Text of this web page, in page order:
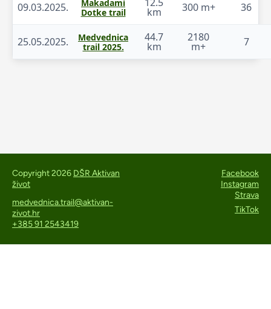
09.03.2025.
Makadami
Dotke trail
km 300 m+ 36
25.05.2025.
Medvednica
trail 2025.
44.7
km
2180
m+ 7
Copyright 2026 DŠR Aktivan
život
medvednica.trail@aktivan-
zivot.hr
+385 91 2543419
Facebook
Instagram
Strava
TikTok